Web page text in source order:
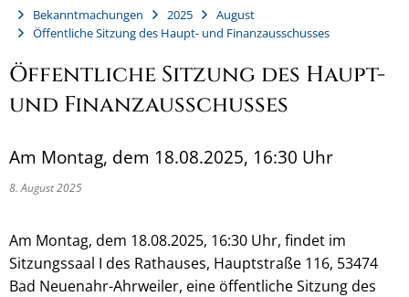
Bekanntmachungen
2025
August
Öffentliche Sitzung des Haupt- und Finanzausschusses
Öffentliche Sitzung des Haupt-
und Finanzausschusses
Am Montag, dem 18.08.2025, 16:30 Uhr
8. August 2025
Am Montag, dem 18.08.2025, 16:30 Uhr, findet im
Sitzungssaal I des Rathauses, Hauptstraße 116, 53474
Bad Neuenahr-Ahrweiler, eine öffentliche Sitzung des